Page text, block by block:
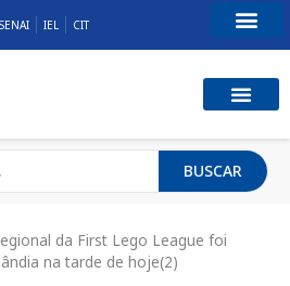
SENAI IEL CIT
BUSCAR
da First Lego League foi
na tarde de hoje(2)